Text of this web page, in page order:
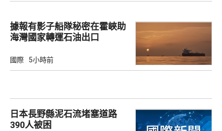
據報有影子船隊秘密在霍峽助
海灣國家轉運石油出口
國際 5小時前
日本長野縣泥石流堵塞道路
390人被困